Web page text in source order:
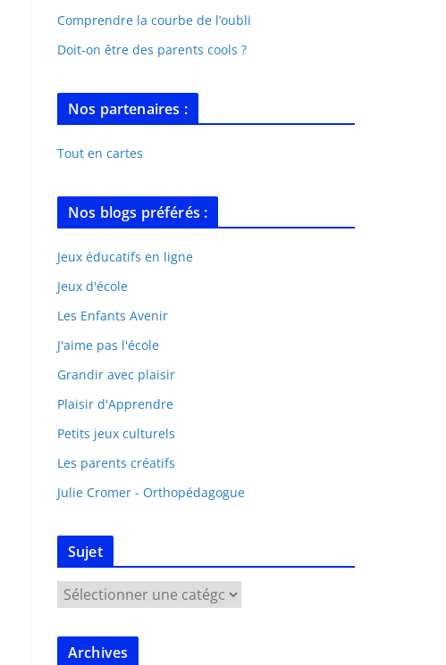
Comprendre la courbe de l’oubli
Doit-on être des parents cools ?
Nos partenaires :
Tout en cartes
Nos blogs préférés :
Jeux éducatifs en ligne
Jeux d'école
Les Enfants Avenir
J'aime pas l'école
Grandir avec plaisir
Plaisir d'Apprendre
Petits jeux culturels
Les parents créatifs
Julie Cromer - Orthopédagogue
Sujet
Archives